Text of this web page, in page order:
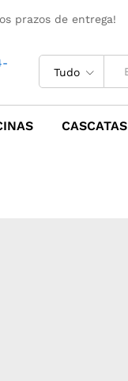
prazos de entrega!
Tudo
CASCATAS